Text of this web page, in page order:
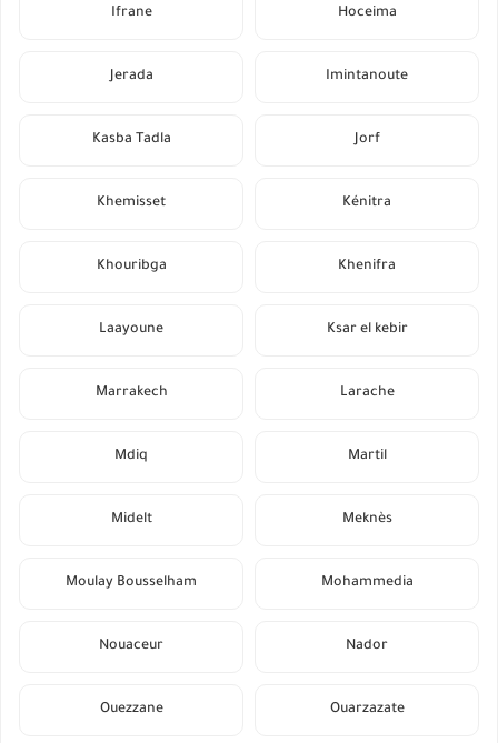
Hoceima
Ifrane
Imintanoute
Jerada
Jorf
Kasba Tadla
Kénitra
Khemisset
Khenifra
Khouribga
Ksar el kebir
Laayoune
Larache
Marrakech
Martil
Mdiq
Meknès
Midelt
Mohammedia
Moulay Bousselham
Nador
Nouaceur
Ouarzazate
Ouezzane